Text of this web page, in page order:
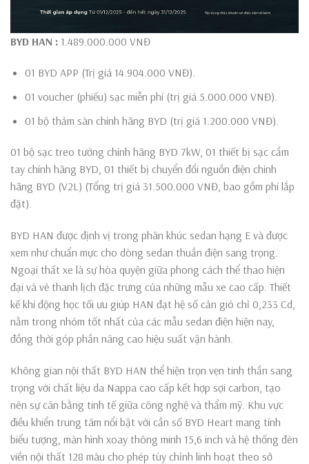
BYD HAN : 1.489.000.000 VNĐ
01 BYD APP (Trị giá 14.904.000 VNĐ).
01 voucher (phiếu) sạc miễn phí (trị giá 5.000.000 VNĐ).
01 bộ thảm sàn chính hãng BYD (trị giá 1.200.000 VNĐ).
01 bộ sạc treo tường chính hãng BYD 7kW, 01 thiết bị sạc cầm
tay chính hãng BYD, 01 thiết bị chuyển đổi nguồn điện chính
hãng BYD (V2L) (Tổng trị giá 31.500.000 VNĐ, bao gồm phí lắp
đặt).
BYD HAN được định vị trong phân khúc sedan hạng E và được
xem như chuẩn mực cho dòng sedan thuần điện sang trọng.
Ngoại thất xe là sự hòa quyện giữa phong cách thể thao hiện
đại và vẻ thanh lịch đặc trưng của những mẫu xe cao cấp. Thiết
kế khí động học tối ưu giúp HAN đạt hệ số cản gió chỉ 0,233 Cd,
nằm trong nhóm tốt nhất của các mẫu sedan điện hiện nay,
đồng thời góp phần nâng cao hiệu suất vận hành.
Không gian nội thất BYD HAN thể hiện trọn vẹn tinh thần sang
trọng với chất liệu da Nappa cao cấp kết hợp sợi carbon, tạo
nên sự cân bằng tinh tế giữa công nghệ và thẩm mỹ. Khu vực
điều khiển trung tâm nổi bật với cần số BYD Heart mang tính
biểu tượng, màn hình xoay thông minh 15,6 inch và hệ thống đèn
viền nội thất 128 màu cho phép tùy chỉnh linh hoạt theo sở